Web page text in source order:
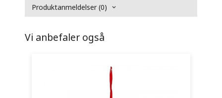
Produktanmeldelser (0)
Vi anbefaler også